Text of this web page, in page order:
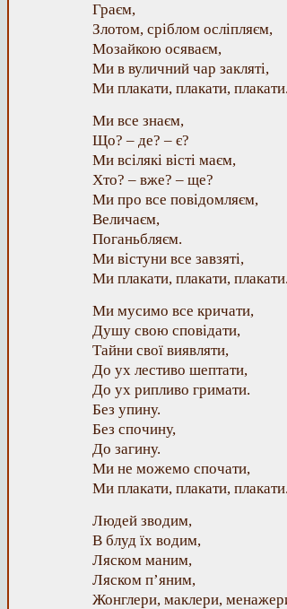
Граєм,
Злотом, сріблом осліпляєм,
Мозайкою осяваєм,
Ми в вуличний чар закляті,
Ми плакати, плакати, плакати.
Ми все знаєм,
Що? – де? – є?
Ми всілякі вісті маєм,
Хто? – вже? – ще?
Ми про все повідомляєм,
Величаєм,
Поганьбляєм.
Ми вістуни все завзяті,
Ми плакати, плакати, плакати.
Ми мусимо все кричати,
Душу свою сповідати,
Тайни свої виявляти,
До ух лестиво шептати,
До ух рипливо гримати.
Без упину.
Без спочину,
До загину.
Ми не можемо спочати,
Ми плакати, плакати, плакати.
Людей зводим,
В блуд їх водим,
Ляском маним,
Ляском п’яним,
Жонглери, маклери,